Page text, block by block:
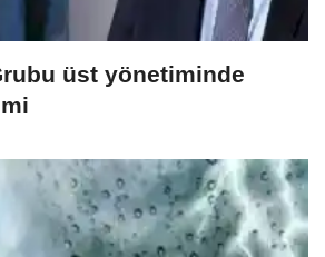
üst yönetiminde